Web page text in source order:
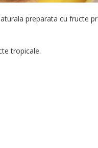
preparata cu fructe
tropicale.